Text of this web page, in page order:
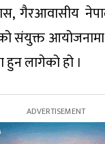
गैरआवासीय
संयुक्त
लागेको हो ।